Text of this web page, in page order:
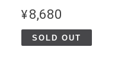
¥8,680
SOLD OUT